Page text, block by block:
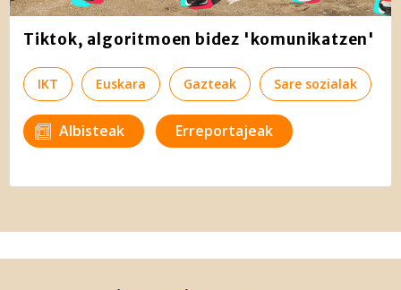
Tiktok, algoritmoen bidez 'komunikatzen'
IKT Euskara Gazteak Sare sozialak
Albisteak Erreportajeak